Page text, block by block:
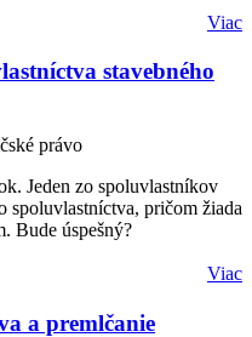
Viac
stavebného
právo
Jeden zo spoluvlastníkov
spoluvlastníctva, pričom žiada
Bude úspešný?
Viac
a premlčanie